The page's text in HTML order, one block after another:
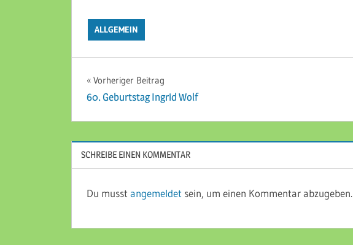
ALLGEMEIN
Beitragsnavigation
Vorheriger Beitrag
60. Geburtstag Ingrid Wolf
SCHREIBE EINEN KOMMENTAR
Du musst angemeldet sein, um einen Kommentar abzugeben.